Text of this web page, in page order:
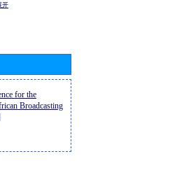
开
for the
Broadcasting